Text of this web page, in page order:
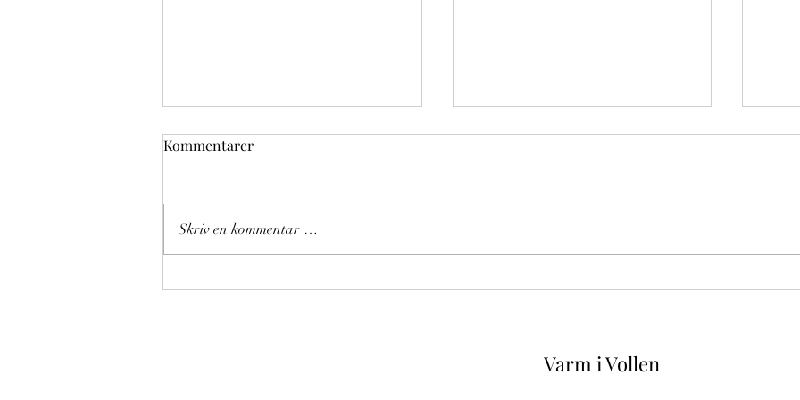
Kjære
Kommentarer
Skriv en kommentar …
Varm i Vollen